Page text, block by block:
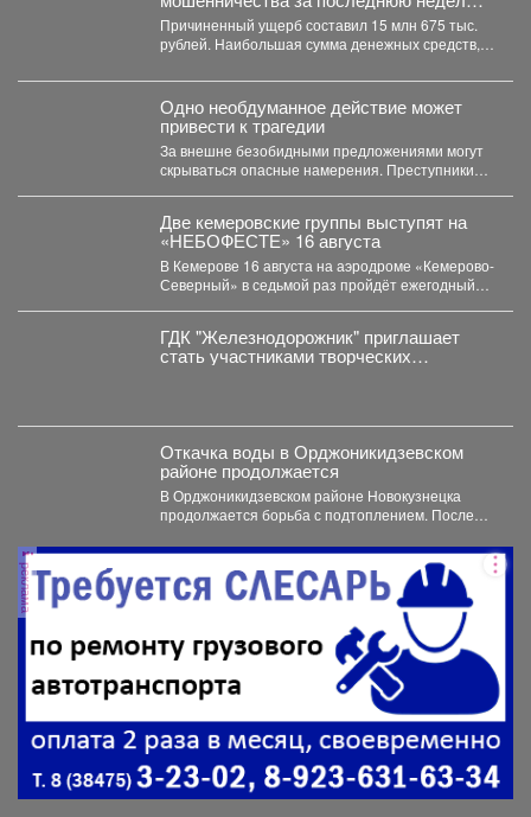
стал 51 житель региона.
Причиненный ущерб составил 15 млн 675 тыс.
рублей. Наибольшая сумма денежных средств,
Одно необдуманное действие может
привести к трагедии
За внешне безобидными предложениями могут
скрываться опасные намерения. Преступники
Две кемеровские группы выступят на
«НЕБОФЕСТЕ» 16 августа
В Кемерове 16 августа на аэродроме «Кемерово-
Северный» в седьмой раз пройдёт ежегодный
ГДК "Железнодорожник" приглашает
стать участниками творческих
коллективов новом сезоне!
Откачка воды в Орджоникидзевском
районе продолжается
В Орджоникидзевском районе Новокузнецка
продолжается борьба с подтоплением. После
сектор...
реклама